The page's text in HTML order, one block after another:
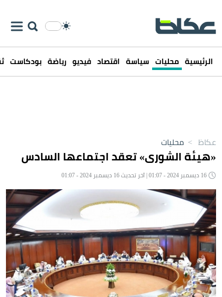
الرئيسية محليات سياسة اقتصاد فيديو رياضة بودكاست
عكاظ > محليات
«هيئة الشورى» تعقد اجتماعها السادس